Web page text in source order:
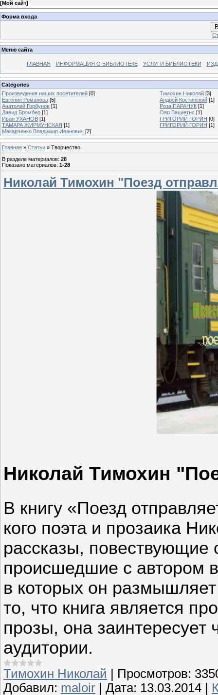
[Мой сайт]
Форма входа
Меню сайта
ГЛАВНАЯ ИНФОРМАЦИЯ О БИБЛИОТЕКЕ УСЛУГИ БИБЛИОТЕКИ
Categories
Произведения наших посетителей [0] Тимохин Николай [3]
Евгения Романова [5] Андрей Костинский [1]
Анатолий Горбунов [1] Роза ПАРАНУК [1]
Давид Бромбер [1] Ояр Вациетнс [1]
Иван УХАНОВ [1] ГРИГОРИЙ ГОРИН [0]
ТАМАРА ЖИРМУНСКАЯ [1] ГРИГОРИЙ ГОРИН [1]
Макарченко Владимир Иванович [2]
Главная » Статьи » Творчество
В разделе материалов: 28
Показано материалов: 1-28
Николай Тимохин "Поезд
Николай Тимохин
В книгу «Поезд
кого поэта и прозаика
рассказы, повествующ­ие
происшедши­е с автором
в которых он
то, что книга является
прозы, она
аудитории.
Тимохин Николай Просмотров:
Добавил: maloir Дата: 13.03.2014